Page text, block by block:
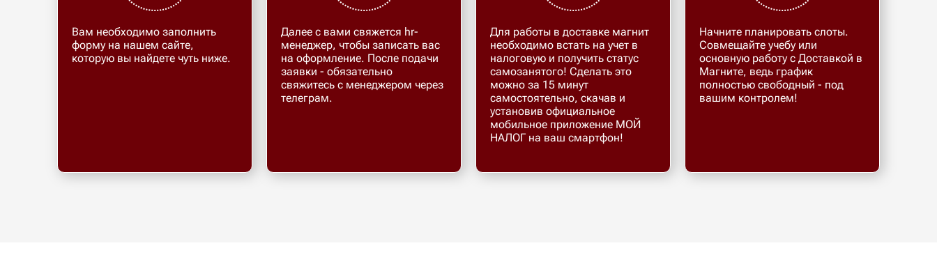
Вам необходимо заполнить
форму на нашем сайте,
которую вы найдете чуть ниже.
Далее с вами свяжется hr-
менеджер, чтобы записать вас
на оформление. После подачи
заявки - обязательно
свяжитесь с менеджером через
телеграм.
Для работы в доставке магнит
необходимо встать на учет в
налоговую и получить статус
самозанятого! Сделать это
можно за 15 минут
самостоятельно, скачав и
установив официальное
мобильное приложение МОЙ
НАЛОГ на ваш смартфон!
Начните планировать слоты.
Совмещайте учебу или
основную работу с Доставкой в
Магните, ведь график
полностью свободный - под
вашим контролем!